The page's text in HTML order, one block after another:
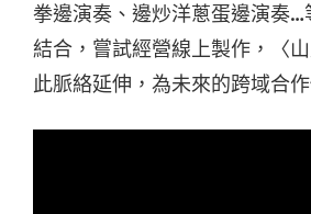
拳邊演奏、邊炒洋蔥蛋邊演奏…
結合，嘗試經營線上製作，〈
此脈絡延伸，為未來的跨域合作